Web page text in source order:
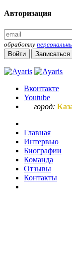
Авторизация
обработку
Войти
Записаться
Вконтакте
Youtube
город:
Главная
Интервью
Биографии
Команда
Отзывы
Контакты